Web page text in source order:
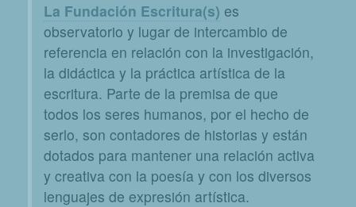
La Fundación Escritura(s) es
observatorio y lugar de intercambio de
referencia en relación con la investigación,
la didáctica y la práctica artística de la
escritura. Parte de la premisa de que
todos los seres humanos, por el hecho de
serlo, son contadores de historias y están
dotados para mantener una relación activa
y creativa con la poesía y con los diversos
lenguajes de expresión artística.